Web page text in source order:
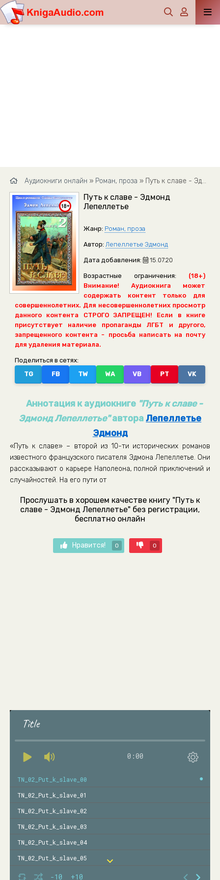
Аудиокниги онлайн » Роман, проза » Путь к славе - Эдмонд Лепеллетье
Путь к славе - Эдмонд
Лепеллетье
Жанр: Роман, проза
Автор: Лепеллетье Эдмонд
Дата добавления: 15.07.20
Возрастные ограничения:
(18+)
Внимание! Аудиокнига может
содержать контент только для
совершеннолетних. Для несовершеннолетних просмотр
данного контента СТРОГО ЗАПРЕЩЕН! Если в книге
присутствует наличие пропаганды ЛГБТ и другого,
запрещенного контента - просьба написать на почту
для удаления материала.
Поделиться в сетях:
TG
FB TW WA VB PT VK
Аннотация к аудиокниге "Путь к славе -
Эдмонд Лепеллетье"автора Лепеллетье
Эдмонд
«Путь к славе» – второй из 10-ти исторических романов
известного французского писателя Эдмона Лепеллетье. Они
рассказывают о карьере Наполеона, полной приключений и
случайностей. На его пути от
Прослушать в хорошем качестве книгу "Путь к
славе - Эдмонд Лепеллетье" без регистрации,
бесплатно онлайн
Нравится! 0 0
Title
0:00
-10 +10
TN_02_Put_k_slave_00
TN_02_Put_k_slave_01
TN_02_Put_k_slave_02
TN_02_Put_k_slave_03
TN_02_Put_k_slave_04
TN_02_Put_k_slave_05
TN_02_Put_k_slave_06